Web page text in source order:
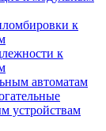
к
к
автоматам
устройствам